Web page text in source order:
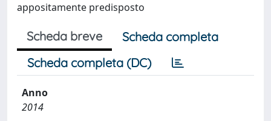
appositamente predisposto
Scheda breve
Scheda completa
Scheda completa (DC)
Anno
2014